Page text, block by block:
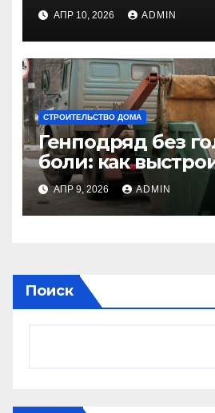
АПР 10, 2026 ADMIN
СТРОИТЕЛЬСТВО ДОМА
Генподряд без
боли: как
логистику
многоквартирном
высотном
АПР 9, 2026 ADMIN
Поиск